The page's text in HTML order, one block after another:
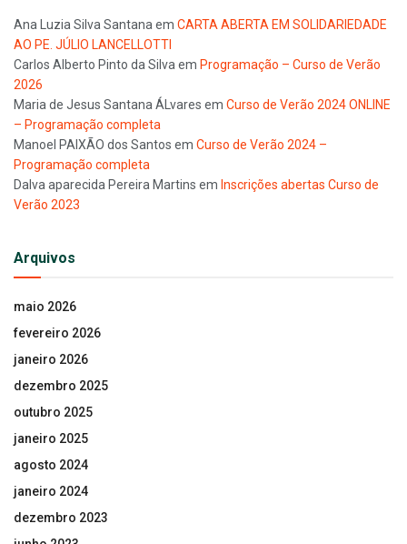
Ana Luzia Silva Santanaem CARTA ABERTA EM SOLIDARIEDADE
AO PE. JÚLIO LANCELLOTTI
Carlos Alberto Pinto da Silvaem Programação – Curso de Verão
2026
Maria de Jesus Santana ÁLvares em Curso de Verão 2024 ONLINE
– Programação completa
Manoel PAIXÃO dos Santos em Curso de Verão 2024 –
Programação completa
Dalva aparecida Pereira Martins em Inscrições abertas Curso de
Verão 2023
Arquivos
maio 2026
fevereiro 2026
janeiro 2026
dezembro 2025
outubro 2025
janeiro 2025
agosto 2024
janeiro 2024
dezembro 2023